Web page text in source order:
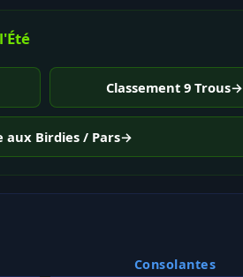
Classement 9 Trous→
aux Birdies / Pars→
Consolantes